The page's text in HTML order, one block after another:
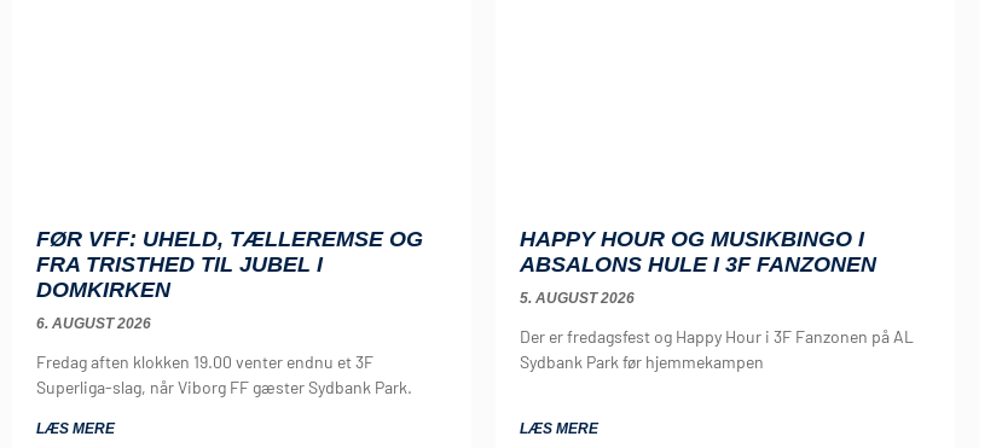
FØR VFF: UHELD, TÆLLEREMSE OG
FRA TRISTHED TIL JUBEL I
DOMKIRKEN
6. AUGUST 2026
Fredag aften klokken 19.00 venter endnu et 3F
Superliga-slag, når Viborg FF gæster Sydbank Park.
LÆS MERE
HAPPY HOUR OG MUSIKBINGO I
ABSALONS HULE I 3F FANZONEN
5. AUGUST 2026
Der er fredagsfest og Happy Hour i 3F Fanzonen på AL
Sydbank Park før hjemmekampen
LÆS MERE